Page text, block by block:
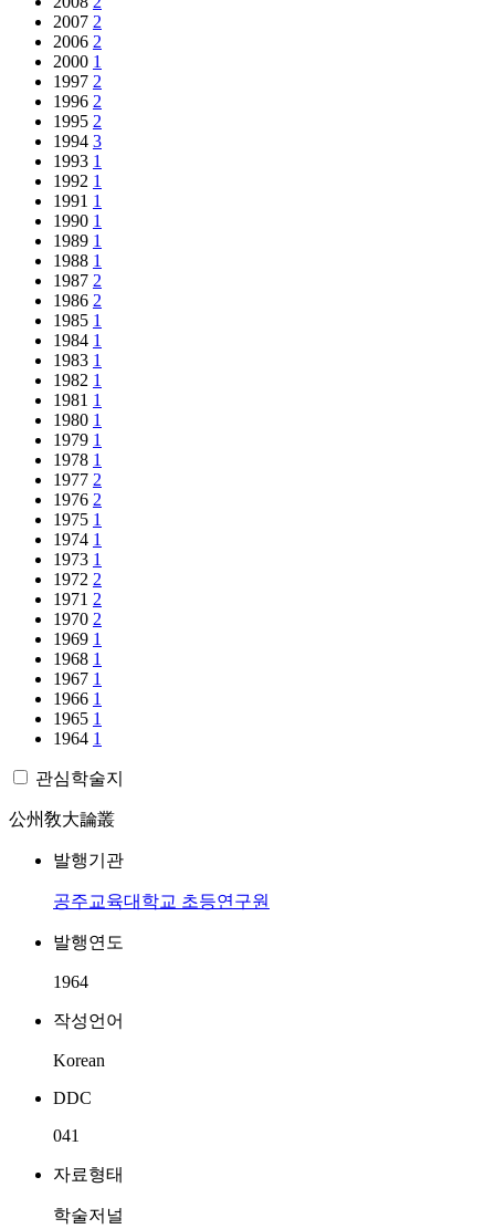
2007 2
2006 2
2000 1
1997 2
1996 2
1995 2
1994 3
1993 1
1992 1
1991 1
1990 1
1989 1
1988 1
1987 2
1986 2
1985 1
1984 1
1983 1
1982 1
1981 1
1980 1
1979 1
1978 1
1977 2
1976 2
1975 1
1974 1
1973 1
1972 2
1971 2
1970 2
1969 1
1968 1
1967 1
1966 1
1965 1
1964 1
관심학술지
公州敎大論叢
발행기관
공주교육대학교 초등연구원
발행연도
1964
작성언어
Korean
DDC
041
자료형태
학술저널